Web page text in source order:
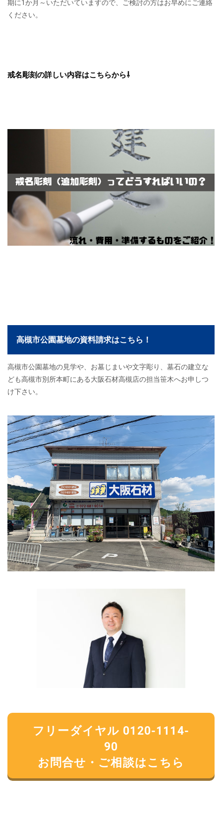
期に1か月～いただいていますので、ご検討の方はお早めにご連絡
ください。
戒名彫刻の詳しい内容はこちらから⇩
高槻市公園墓地の資料請求はこちら！
高槻市公園墓地の見学や、お墓じまいや文字彫り、墓石の建立な
ども高槻市別所本町にある大阪石材高槻店の担当笹木へお申しつ
け下さい。
フリーダイヤル 0120-1114-
90
お問合せ・ご相談はこちら